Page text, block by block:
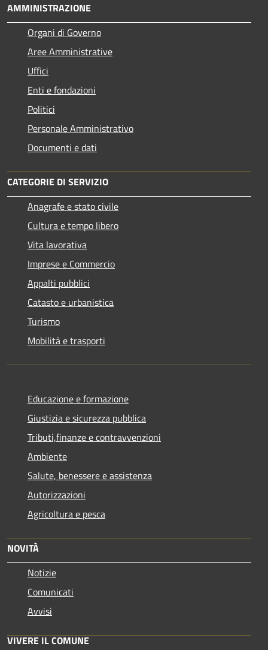
AMMINISTRAZIONE
Organi di Governo
Aree Amministrative
Uffici
Enti e fondazioni
Politici
Personale Amministrativo
Documenti e dati
CATEGORIE DI SERVIZIO
Anagrafe e stato civile
Cultura e tempo libero
Vita lavorativa
Imprese e Commercio
Appalti pubblici
Catasto e urbanistica
Turismo
Mobilità e trasporti
Educazione e formazione
Giustizia e sicurezza pubblica
Tributi,finanze e contravvenzioni
Ambiente
Salute, benessere e assistenza
Autorizzazioni
Agricoltura e pesca
NOVITÀ
Notizie
Comunicati
Avvisi
VIVERE IL COMUNE